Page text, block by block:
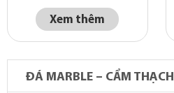
Xem thêm
ĐÁ MARBLE – CẨM THẠCH